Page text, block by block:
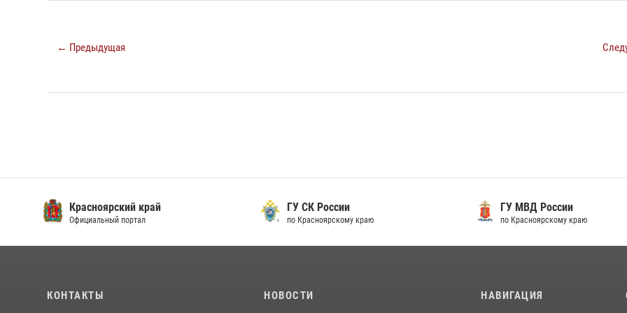
← Предыдущая
Красноярский край
Официальный портал
ГУ СК России
по Красноярскому краю
ГУ МВД России
по Красноярскому краю
КОНТАКТЫ НОВОСТИ НАВИГАЦИЯ